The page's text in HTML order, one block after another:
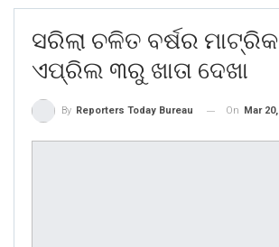
ସରିଲା ଚଳିତ ବର୍ଷର
ଏପ୍ରିଲ ୩ରୁ ଖାତା ଦେଖା
By Reporters Today Bureau On Mar